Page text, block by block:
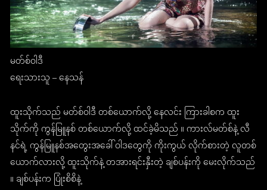
မတ်စ်ဝါဒီ
ရေးသားသူ – နေသန်
ထူးသိုက်သည် မတ်စ်ဝါဒီ တစ်ယောက်လို့ နေလင်း ကြားခါစက ထူး
သိုက်ကို ကွန်မြူနစ် တစ်ယောက်လို့ ထင်ခဲ့မိသည် ။ ကားလ်မတ်စ်နဲ့ လီ
နင်ရဲ့ ကွန်မြူနစ်အတွေးအခေါ် ဝါဒတွေကို ကိုးကွယ် လိုက်စားတဲ့ လူတစ်
ယောက်လားလို့ ထူးသိုက်နဲ့ တအားရင်းနှီးတဲ့ ချစ်ပန်းကို မေးလိုက်သည်
။ ချစ်ပန်းက ပြုံးစိစိနဲ့